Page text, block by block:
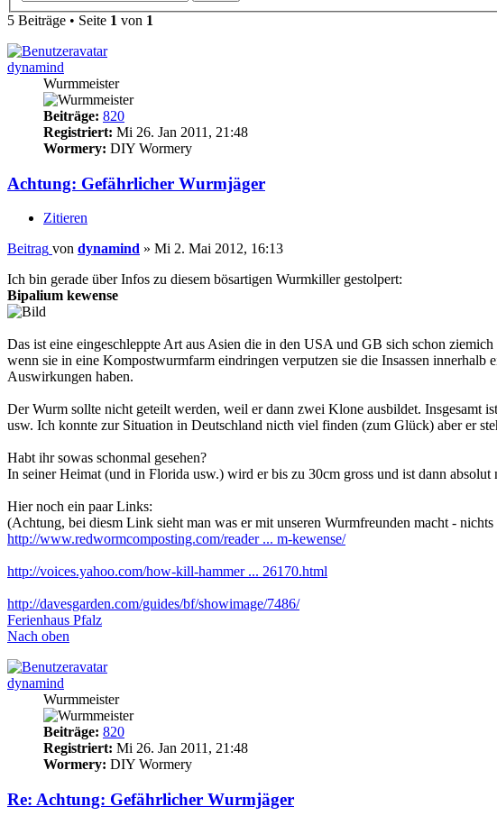
5 Beiträge • Seite 1 von 1
dynamind
Wurmmeister
Beiträge: 820
Registriert: Mi 26. Jan 2011, 21:48
Wormery: DIY Wormery
Achtung: Gefährlicher Wurmjäger
Zitieren
Beitrag von dynamind » Mi 2. Mai 2012, 16:13
Ich bin gerade über Infos zu diesem bösartigen Wurmkiller gestolpert:
Bipalium kewense
Das ist eine eingeschleppte Art aus Asien die in den USA und GB sich schon
wenn sie in eine Kompostwurmfarm eindringen verputzen sie die Insassen
Auswirkungen haben.
Der Wurm sollte nicht geteilt werden, weil er dann zwei Klone ausbildet. Insgesamt
usw. Ich konnte zur Situation in Deutschland nicth viel finden (zum Glück) aber er
Habt ihr sowas schonmal gesehen?
In seiner Heimat (und in Florida usw.) wird er bis zu 30cm gross und ist dann absolut
Hier noch ein paar Links:
(Achtung, bei diesm Link sieht man was er mit unseren Wurmfreunden macht -
http://www.redwormcomposting.com/reader ... m-kewense/
http://voices.yahoo.com/how-kill-hammer ... 26170.html
http://davesgarden.com/guides/bf/showimage/7486/
Ferienhaus Pfalz
Nach oben
dynamind
Wurmmeister
Beiträge: 820
Registriert: Mi 26. Jan 2011, 21:48
Wormery: DIY Wormery
Re: Achtung: Gefährlicher Wurmjäger